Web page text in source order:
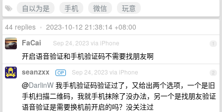
自以为是 手机 微信
玩意
44 replies • 2023-10-12 21:38:14 +08:00
1
FaCai Sep 24, 2023 via iPhone
开启语音验证和手机验证码不需要找朋友啊
2
seanzxx OP Sep 24, 2023 via iPhone
@DarlinW 我手机验证码验证过了，又给出两个选项，一个是旧
手机扫描二维码，我就手机抹除了没办法，另一个是找朋友验证
语音验证是需要换机前开启的吗？没关注过